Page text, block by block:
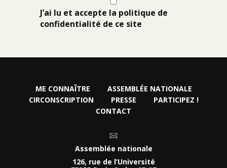
J’ai lu et accepte la politique de
confidentialité de ce site
ME CONNAÎTRE
ASSEMBLÉE NATIONALE
CIRCONSCRIPTION
PRESSE
PARTICIPEZ !
CONTACT
Assemblée nationale
126, rue de l’Université